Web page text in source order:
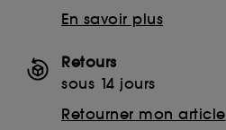
En savoir plus
Retours
sous 14 jours
Retourner mon article